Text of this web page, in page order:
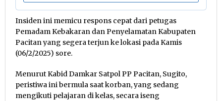
Insiden ini memicu respons cepat dari petugas
Pemadam Kebakaran dan Penyelamatan Kabupaten
Pacitan yang segera terjun ke lokasi pada Kamis
(06/2/2025) sore.
Menurut Kabid Damkar Satpol PP Pacitan, Sugito,
peristiwa ini bermula saat korban, yang sedang
mengikuti pelajaran di kelas, secara iseng